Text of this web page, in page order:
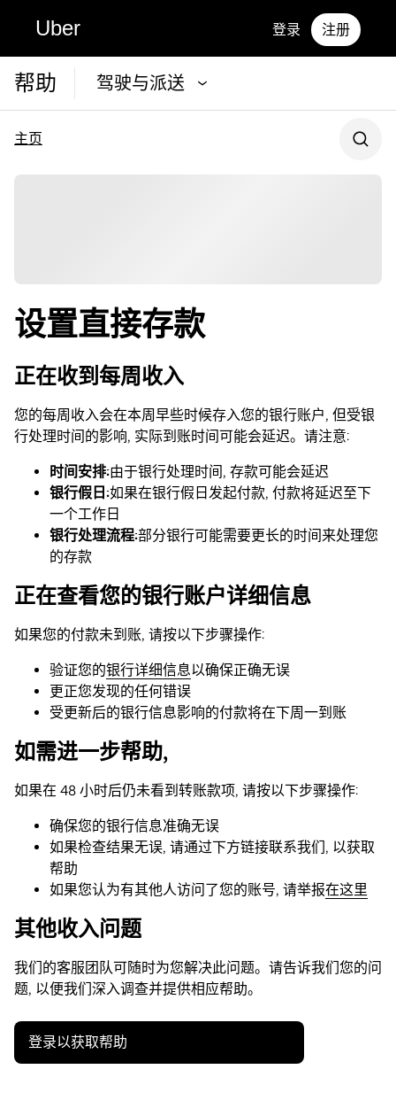
Uber 登录 注册
帮助 驾驶与派送
主页
设置直接存款
正在收到每周收入
您的每周收入会在本周早些时候存入您的银行账户, 但受银
行处理时间的影响, 实际到账时间可能会延迟。请注意:
时间安排:由于银行处理时间, 存款可能会延迟
银行假日:如果在银行假日发起付款, 付款将延迟至下
一个工作日
银行处理流程:部分银行可能需要更长的时间来处理您
的存款
正在查看您的银行账户详细信息
如果您的付款未到账, 请按以下步骤操作:
验证您的银行详细信息以确保正确无误
更正您发现的任何错误
受更新后的银行信息影响的付款将在下周一到账
如需进一步帮助,
如果在 48 小时后仍未看到转账款项, 请按以下步骤操作:
确保您的银行信息准确无误
如果检查结果无误, 请通过下方链接联系我们, 以获取
帮助
如果您认为有其他人访问了您的账号, 请举报在这里
其他收入问题
我们的客服团队可随时为您解决此问题。请告诉我们您的问
题, 以便我们深入调查并提供相应帮助。
登录以获取帮助